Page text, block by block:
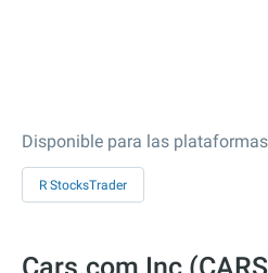
Disponible para las plataformas
R StocksTrader